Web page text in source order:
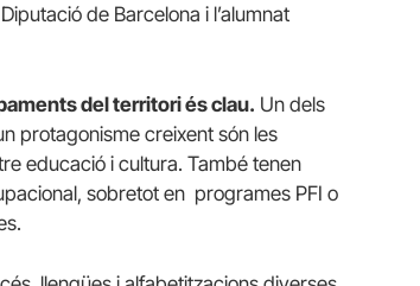
de Barcelona i l’alumnat
del territori és clau. Un dels
protagonisme creixent són les
educació i cultura. També tenen
sobretot en programes PFI o